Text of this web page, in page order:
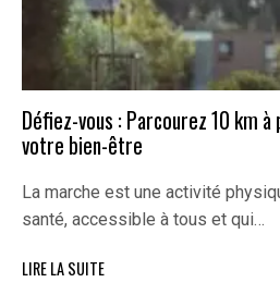
Défiez-vous : Parcourez 10 km
votre bien-être
La marche est une activité
santé, accessible à tous et qui…
LIRE LA SUITE